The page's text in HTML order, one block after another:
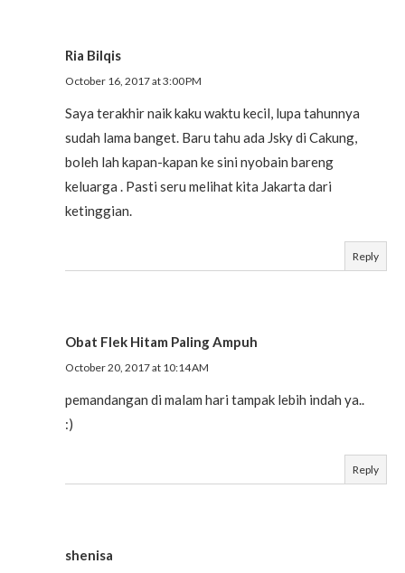
Ria Bilqis
October 16, 2017 at 3:00 PM
Saya terakhir naik kaku waktu kecil, lupa tahunnya
sudah lama banget. Baru tahu ada Jsky di Cakung,
boleh lah kapan-kapan ke sini nyobain bareng
keluarga . Pasti seru melihat kita Jakarta dari
ketinggian.
Reply
Obat Flek Hitam Paling Ampuh
October 20, 2017 at 10:14 AM
pemandangan di malam hari tampak lebih indah ya..
:)
Reply
shenisa